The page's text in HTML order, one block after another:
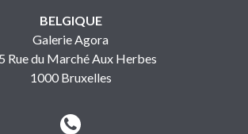
BELGIQUE
Galerie Agora
Rue du Marché Aux Herbes
1000 Bruxelles

